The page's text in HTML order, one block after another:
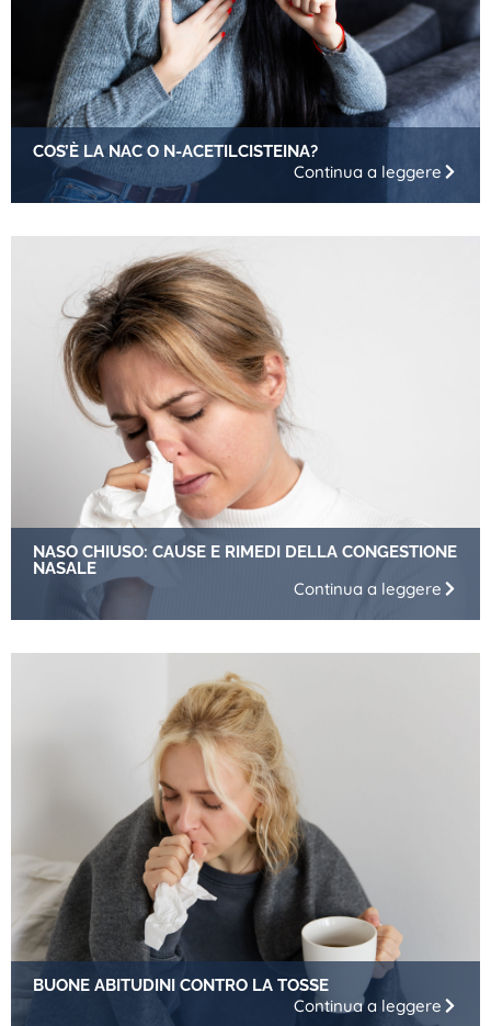
COS’È LA NAC O N-ACETILCISTEINA?
Continua a leggere
NASO CHIUSO: CAUSE E RIMEDI DELLA CONGESTIONE
NASALE
Continua a leggere
BUONE ABITUDINI CONTRO LA TOSSE
Continua a leggere